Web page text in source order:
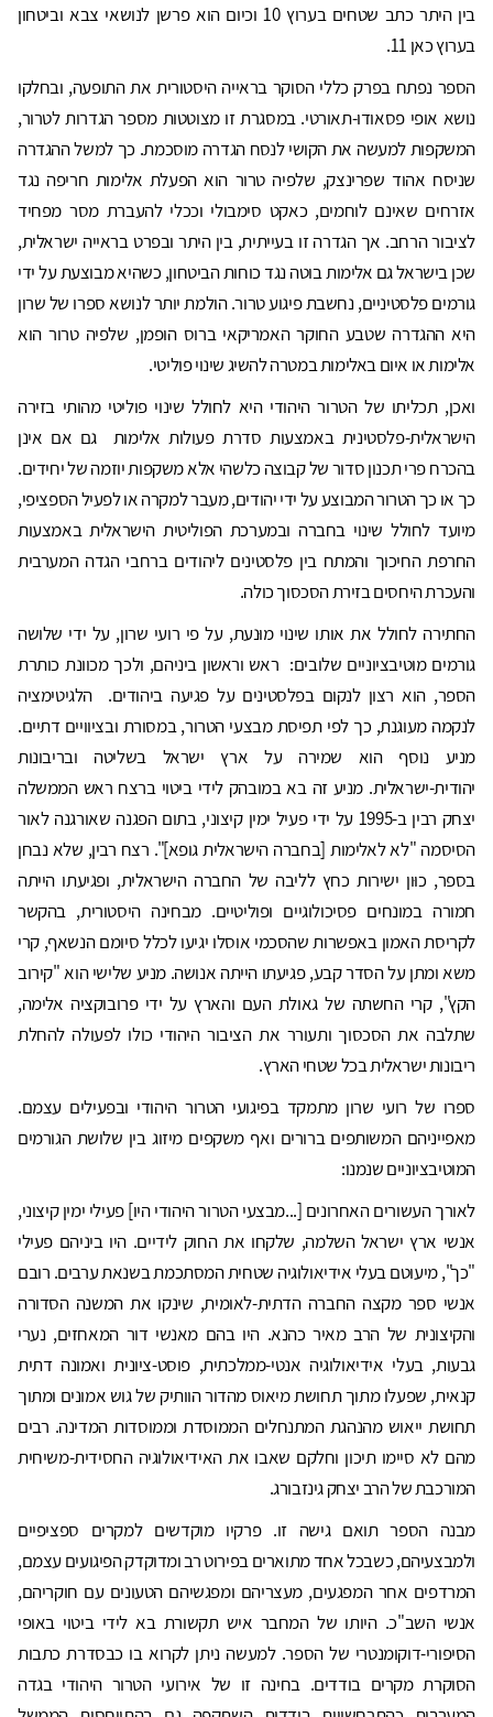
בין היתר כתב שטחים בערוץ 10 וכיום הוא פרשן לנושאי צבא וביטחון
בערוץ כאן 11.
הספר נפתח בפרק כללי הסוקר בראייה היסטורית את התופעה, ובחלקו
נושא אופי פסאודו-תאורטי. במסגרת זו מצוטטות מספר הגדרות לטרור,
המשקפות למעשה את הקושי לנסח הגדרה מוסכמת. כך למשל ההגדרה
שניסח אהוד שפרינצק, שלפיה טרור הוא הפעלת אלימות חריפה נגד
אזרחים שאינם לוחמים, כאקט סימבולי וככלי להעברת מסר מפחיד
לציבור הרחב. אך הגדרה זו בעייתית, בין היתר ובפרט בראייה ישראלית,
שכן בישראל גם אלימות בוטה נגד כוחות הביטחון, כשהיא מבוצעת על ידי
גורמים פלסטיניים, נחשבת פיגוע טרור. הולמת יותר לנושא ספרו של שרון
היא ההגדרה שטבע החוקר האמריקאי ברוס הופמן, שלפיה טרור הוא
אלימות או איום באלימות במטרה להשיג שינוי פוליטי.
ואכן, תכליתו של הטרור היהודי היא לחולל שינוי פוליטי מהותי בזירה
הישראלית-פלסטינית באמצעות סדרת פעולות אלימות גם אם אינן
בהכרח פרי תכנון סדור של קבוצה כלשהי אלא משקפות יוזמה של יחידים.
כך או כך הטרור המבוצע על ידי יהודים, מעבר למקרה או לפעיל הספציפי,
מיועד לחולל שינוי בחברה ובמערכת הפוליטית הישראלית באמצעות
החרפת החיכוך והמתח בין פלסטינים ליהודים ברחבי הגדה המערבית
והעכרת היחסים בזירת הסכסוך כולה.
החתירה לחולל את אותו שינוי מוּנעת, על פי רועי שרון, על ידי שלושה
גורמים מוטיבציוניים שלובים: ראש וראשון ביניהם, ולכך מכוונת כותרת
הספר, הוא רצון לנקום בפלסטינים על פגיעה ביהודים. הלגיטימציה
לנקמה מעוגנת, כך לפי תפיסת מבצעי הטרור, במסורת ובציוויים דתיים.
מניע נוסף הוא שמירה על ארץ ישראל בשליטה ובריבונות
יהודית-ישראלית. מניע זה בא במובהק לידי ביטוי ברצח ראש הממשלה
יצחק רבין ב-1995 על ידי פעיל ימין קיצוני, בתום הפגנה שאורגנה לאור
הסיסמה "לא לאלימות [בחברה הישראלית גופא]". רצח רבין, שלא נבחן
בספר, כוּון ישירות כחץ לליבה של החברה הישראלית, ופגיעתו הייתה
חמורה במונחים פסיכולוגיים ופוליטיים. מבחינה היסטורית, בהקשר
לקריסת האמון באפשרות שהסכמי אוסלו יגיעו לכלל סיומם הנשאף, קרי
משא ומתן על הסדר קבע, פגיעתו הייתה אנושה. מניע שלישי הוא "קירוב
הקץ", קרי החשתה של גאולת העם והארץ על ידי פרובוקציה אלימה,
שתלבה את הסכסוך ותעורר את הציבור היהודי כולו לפעולה להחלת
ריבונות ישראלית בכל שטחי הארץ.
ספרו של רועי שרון מתמקד בפיגועי הטרור היהודי ובפעילים עצמם.
מאפייניהם המשותפים ברורים ואף משקפים מיזוג בין שלושת הגורמים
המוטיבציוניים שנמנו:
לאורך העשורים האחרונים [...מבצעי הטרור היהודי היו] פעילי ימין קיצוני,
אנשי ארץ ישראל השלמה, שלקחו את החוק לידיים. היו ביניהם פעילי
"כך", מיעוטם בעלי אידיאולוגיה שטחית המסתכמת בשנאת ערבים. רובם
אנשי ספר מקצה החברה הדתית-לאומית, שינקו את המשנה הסדורה
והקיצונית של הרב מאיר כהנא. היו בהם מאנשי דור המאחזים, נערי
גבעות, בעלי אידיאולוגיה אנטי-ממלכתית, פוסט-ציונית ואמונה דתית
קנאית, שפעלו מתוך תחושת מיאוס מהדור הוותיק של גוש אמונים ומתוך
תחושת ייאוש מהנהגת המתנחלים הממוסדת וממוסדות המדינה. רבים
מהם לא סיימו תיכון וחלקם שאבו את האידיאולוגיה החסידית-משיחית
המורכבת של הרב יצחק גינזבורג.
מבנה הספר תואם גישה זו. פרקיו מוקדשים למקרים ספציפיים
ולמבצעיהם, כשבכל אחד מתוארים בפירוט רב ומדוקדק הפיגועים עצמם,
המרדפים אחר המפגעים, מעצריהם ומפגשיהם הטעונים עם חוקריהם,
אנשי השב"כ. היותו של המחבר איש תקשורת בא לידי ביטוי באופי
הסיפורי-דוקומנטרי של הספר. למעשה ניתן לקרוא בו כבסדרת כתבות
הסוקרת מקרים בודדים. בחינה זו של אירועי הטרור היהודי בגדה